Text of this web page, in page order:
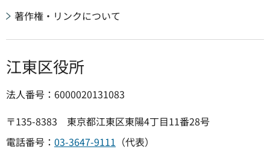
著作権・リンクについて
江東区役所
法人番号：6000020131083
〒135-8383 東京都江東区東陽4丁目11番28号
電話番号： 03-3647-9111 （代表）